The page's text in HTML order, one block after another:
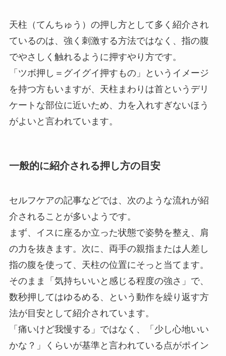
天柱（てんちゅう）の押し方として多く紹介され
ているのは、強く刺激する方法ではなく、指の腹
でやさしく触れるように押すやり方です。
「ツボ押し＝グイグイ押すもの」というイメージ
を持つ方もいますが、天柱まわりは首というデリ
ケートな部位に近いため、力を入れすぎないほう
がよいと言われています。
一般的に紹介される押し方の目安
セルフケアの記事などでは、次のような流れが紹
介されることが多いようです。
まず、イスに座るか立った状態で姿勢を整え、肩
の力を抜きます。次に、両手の親指または人差し
指の腹を使って、天柱の位置にそっと当てます。
そのまま「気持ちいいと感じる程度の強さ」で、
数秒押してはゆるめる、という動作を繰り返す方
法が目安として紹介されています。
「痛いけど我慢する」ではなく、「少し心地いい
かな？」くらいが基準と言われている点がポイン